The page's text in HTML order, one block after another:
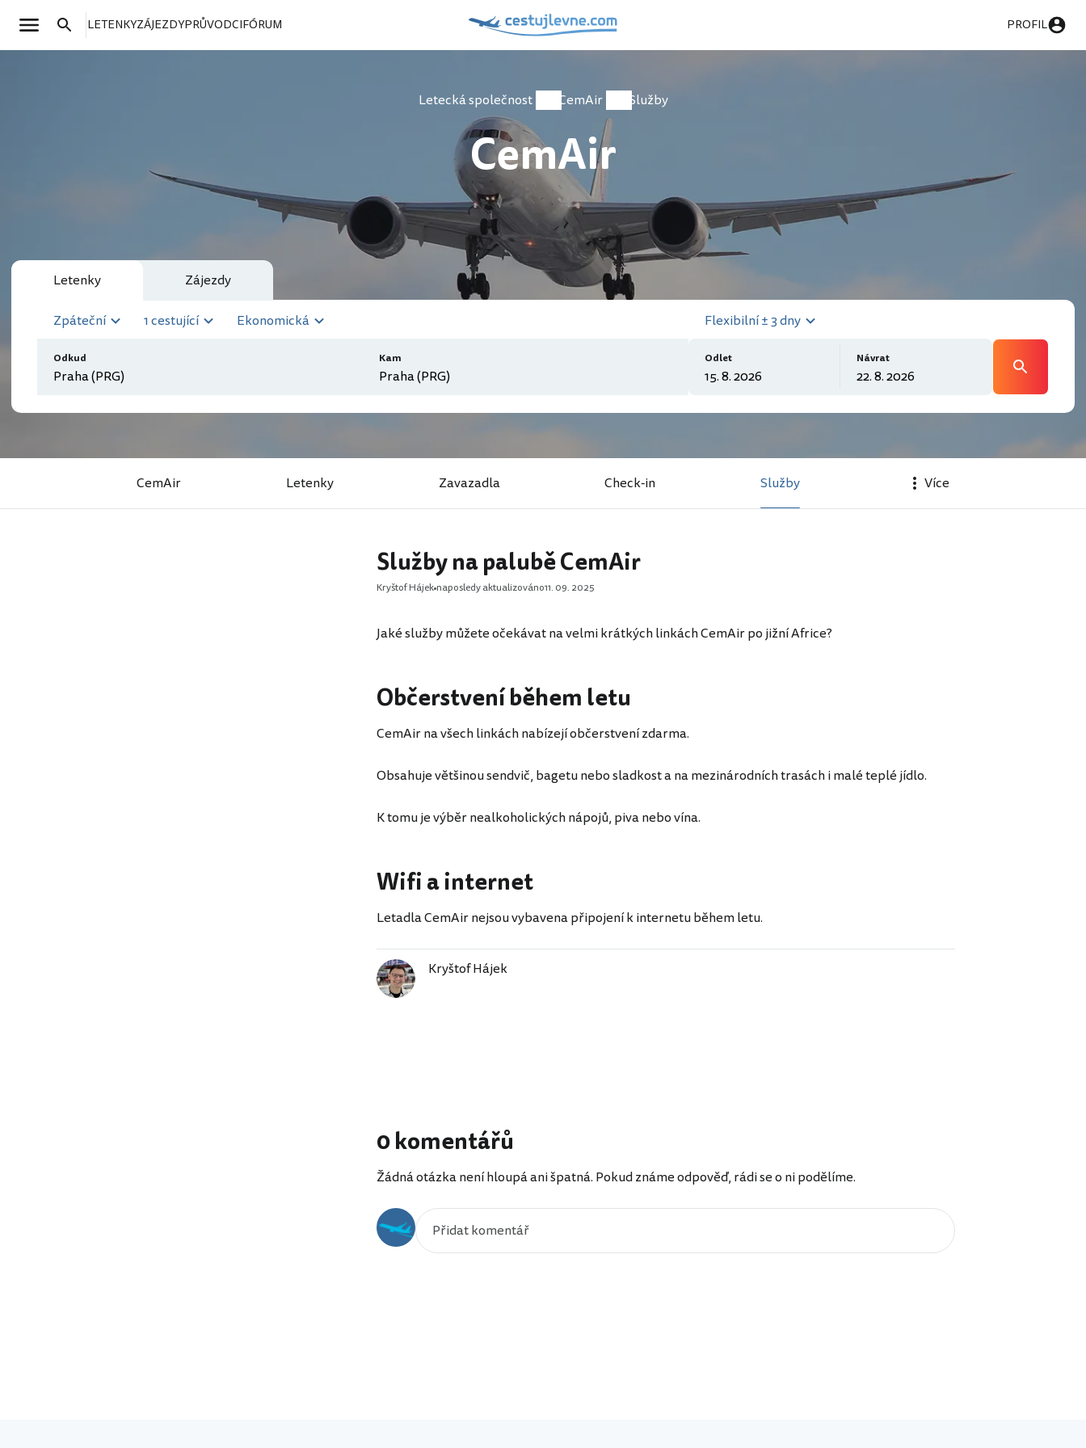
LETENKYZÁJEZDYPRŮVODCIFÓRUM PROFIL
Letecká společnost CemAir Služby
CemAir
Letenky Zájezdy
Zpáteční 1 cestující Ekonomická
Odkud Kam
Flexibilní ± 3 dny
Odlet Návrat
CemAir Letenky Zavazadla Check-in Služby Více
Služby na palubě CemAir
Kryštof Hájek naposledy aktualizováno11. 09. 2025
Jaké služby můžete očekávat na velmi krátkých linkách CemAir po jižní Africe?
Občerstvení během letu
CemAir na všech linkách nabízejí občerstvení zdarma.
Obsahuje většinou sendvič, bagetu nebo sladkost a na mezinárodních trasách i malé teplé jídlo.
K tomu je výběr nealkoholických nápojů, piva nebo vína.
Wifi a internet
Letadla CemAir nejsou vybavena připojení k internetu během letu.
Kryštof Hájek
0 komentářů
Žádná otázka není hloupá ani špatná. Pokud známe odpověď, rádi se o ni podělíme.